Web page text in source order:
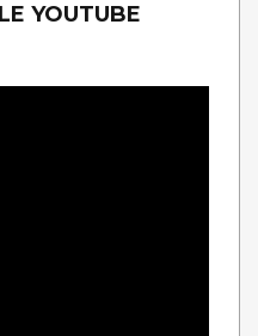
YOUTUBE